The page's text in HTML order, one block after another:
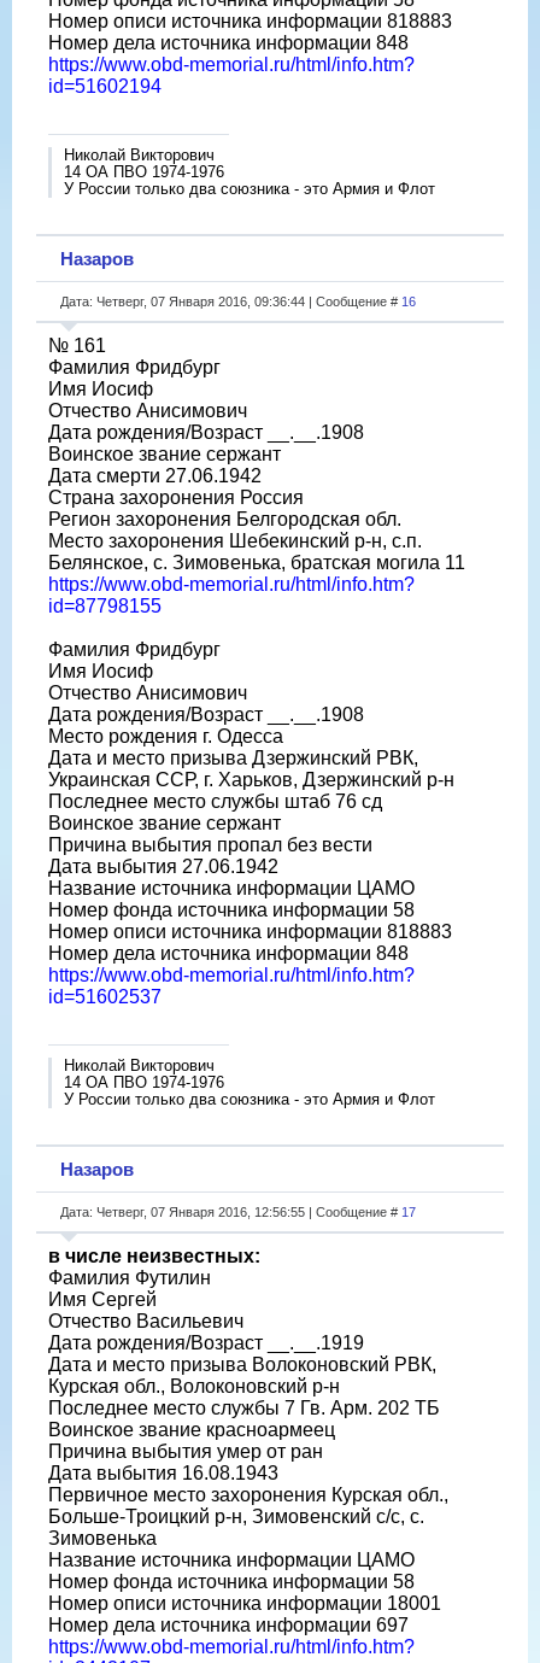
Номер описи источника информации 818883
Номер дела источника информации 848
https://www.obd-memorial.ru/html/info.htm?
id=51602194
Николай Викторович
14 ОА ПВО 1974-1976
У России только два союзника - это Армия и Флот
Назаров
Дата: Четверг, 07 Января 2016, 09:36:44 | Сообщение # 16
№ 161
Фамилия Фридбург
Имя Иосиф
Отчество Анисимович
Дата рождения/Возраст __.__.1908
Воинское звание сержант
Дата смерти 27.06.1942
Страна захоронения Россия
Регион захоронения Белгородская обл.
Место захоронения Шебекинский р-н, с.п.
Белянское, с. Зимовенька, братская могила 11
https://www.obd-memorial.ru/html/info.htm?
id=87798155
Фамилия Фридбург
Имя Иосиф
Отчество Анисимович
Дата рождения/Возраст __.__.1908
Место рождения г. Одесса
Дата и место призыва Дзержинский РВК,
Украинская ССР, г. Харьков, Дзержинский р-н
Последнее место службы штаб 76 сд
Воинское звание сержант
Причина выбытия пропал без вести
Дата выбытия 27.06.1942
Название источника информации ЦАМО
Номер фонда источника информации 58
Номер описи источника информации 818883
Номер дела источника информации 848
https://www.obd-memorial.ru/html/info.htm?
id=51602537
Николай Викторович
14 ОА ПВО 1974-1976
У России только два союзника - это Армия и Флот
Назаров
Дата: Четверг, 07 Января 2016, 12:56:55 | Сообщение # 17
в числе неизвестных:
Фамилия Футилин
Имя Сергей
Отчество Васильевич
Дата рождения/Возраст __.__.1919
Дата и место призыва Волоконовский РВК,
Курская обл., Волоконовский р-н
Последнее место службы 7 Гв. Арм. 202 ТБ
Воинское звание красноармеец
Причина выбытия умер от ран
Дата выбытия 16.08.1943
Первичное место захоронения Курская обл.,
Больше-Троицкий р-н, Зимовенский с/с, с.
Зимовенька
Название источника информации ЦАМО
Номер фонда источника информации 58
Номер описи источника информации 18001
Номер дела источника информации 697
https://www.obd-memorial.ru/html/info.htm?